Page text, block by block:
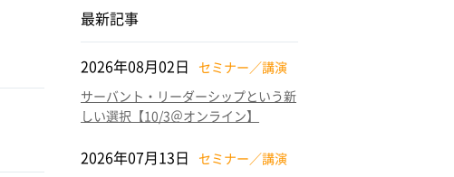
最新記事
2026年08月02日
セミナー／講演
サーバント・リーダーシップという新
しい選択【10/3＠オンライン】
2026年07月13日
セミナー／講演